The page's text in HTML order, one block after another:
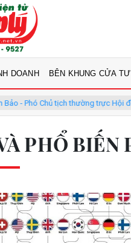
DOANH BÊN KHUNG CỬA
Chủ tịch thường trực Hội đồng
PHỔ BIẾN